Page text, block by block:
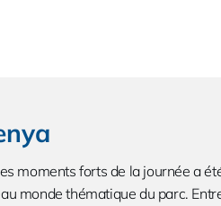
moments forts de la journée a
monde thématique du parc.